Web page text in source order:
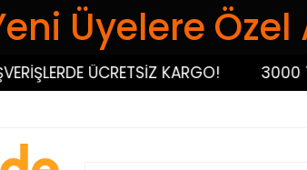
Üyelere
ÜCRETSİZ KARGO! 3000 TL